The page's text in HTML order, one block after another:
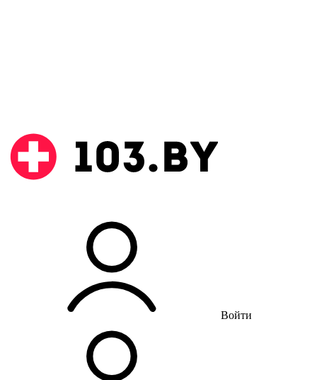
Войти